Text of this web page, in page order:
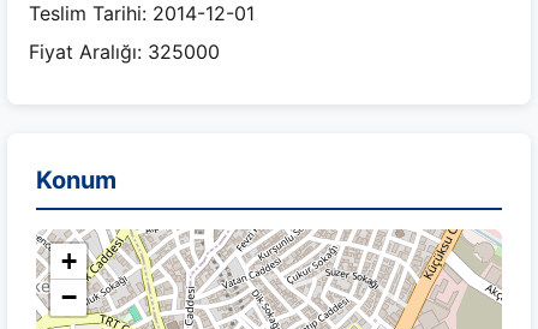
Teslim Tarihi: 2014-12-01
Fiyat Aralığı: 325000
Konum
+
−